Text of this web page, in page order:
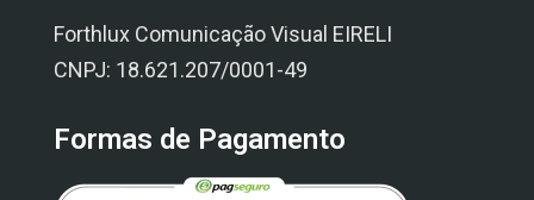
Forthlux Comunicação Visual EIRELI
CNPJ: 18.621.207/0001-49
Formas de Pagamento